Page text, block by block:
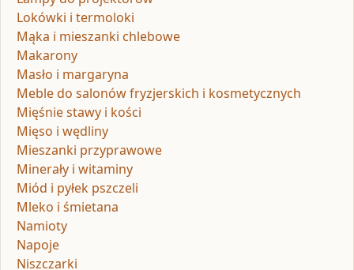
Lokówki i termoloki
Mąka i mieszanki chlebowe
Makarony
Masło i margaryna
Meble do salonów fryzjerskich i kosmetycznych
Mięśnie stawy i kości
Mięso i wędliny
Mieszanki przyprawowe
Minerały i witaminy
Miód i pyłek pszczeli
Mleko i śmietana
Namioty
Napoje
Niszczarki